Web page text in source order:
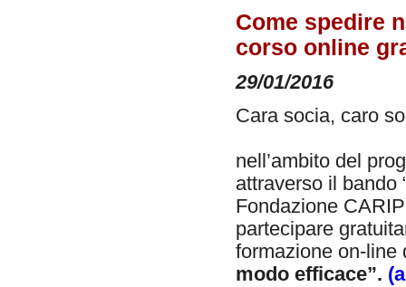
Come spedire
corso online
29/01/2016
Cara socia, caro
nell’ambito del
attraverso il
Fondazione
partecipare
formazione on-
modo efficace”.